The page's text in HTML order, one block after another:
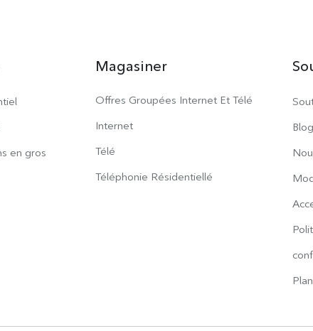
en gros
Magasiner
Offres Groupées Internet Et Télé
Internet
Télé
Téléphonie Résidentiellé